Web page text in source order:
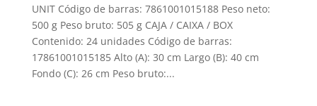
UNIT Código de barras: 7861001015188 Peso neto:
500 g Peso bruto: 505 g CAJA / CAIXA / BOX
Contenido: 24 unidades Código de barras:
17861001015185 Alto (A): 30 cm Largo (B): 40 cm
Fondo (C): 26 cm Peso bruto:...